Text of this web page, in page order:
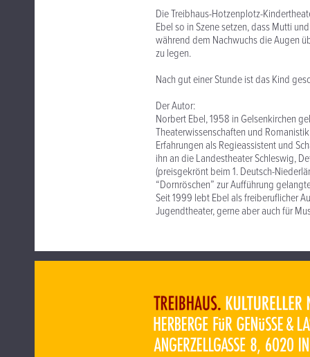
Die Treibhaus-Hotzenplotz-
Ebel so in Szene setzen, dass Mutti
während dem Nachwuchs die Augen
zu legen.
Nach gut einer Stunde ist das Kind
Der Autor:
Norbert Ebel, 1958 in Gelsenkirchen
Theaterwissenschaften und
Erfahrungen als Regieassistent und
ihn an die Landestheater Schleswig,
(preisgekrönt beim 1. Deutsch-
“Dornröschen” zur Aufführung
Seit 1999 lebt Ebel als freiberuflicher
Jugendtheater, gerne aber auch für